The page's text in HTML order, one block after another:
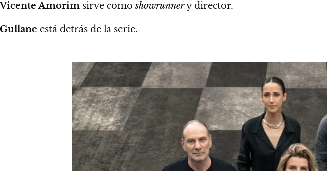
Vicente Amorim sirve como showrunnery director.
Gullane está detrás de la serie.